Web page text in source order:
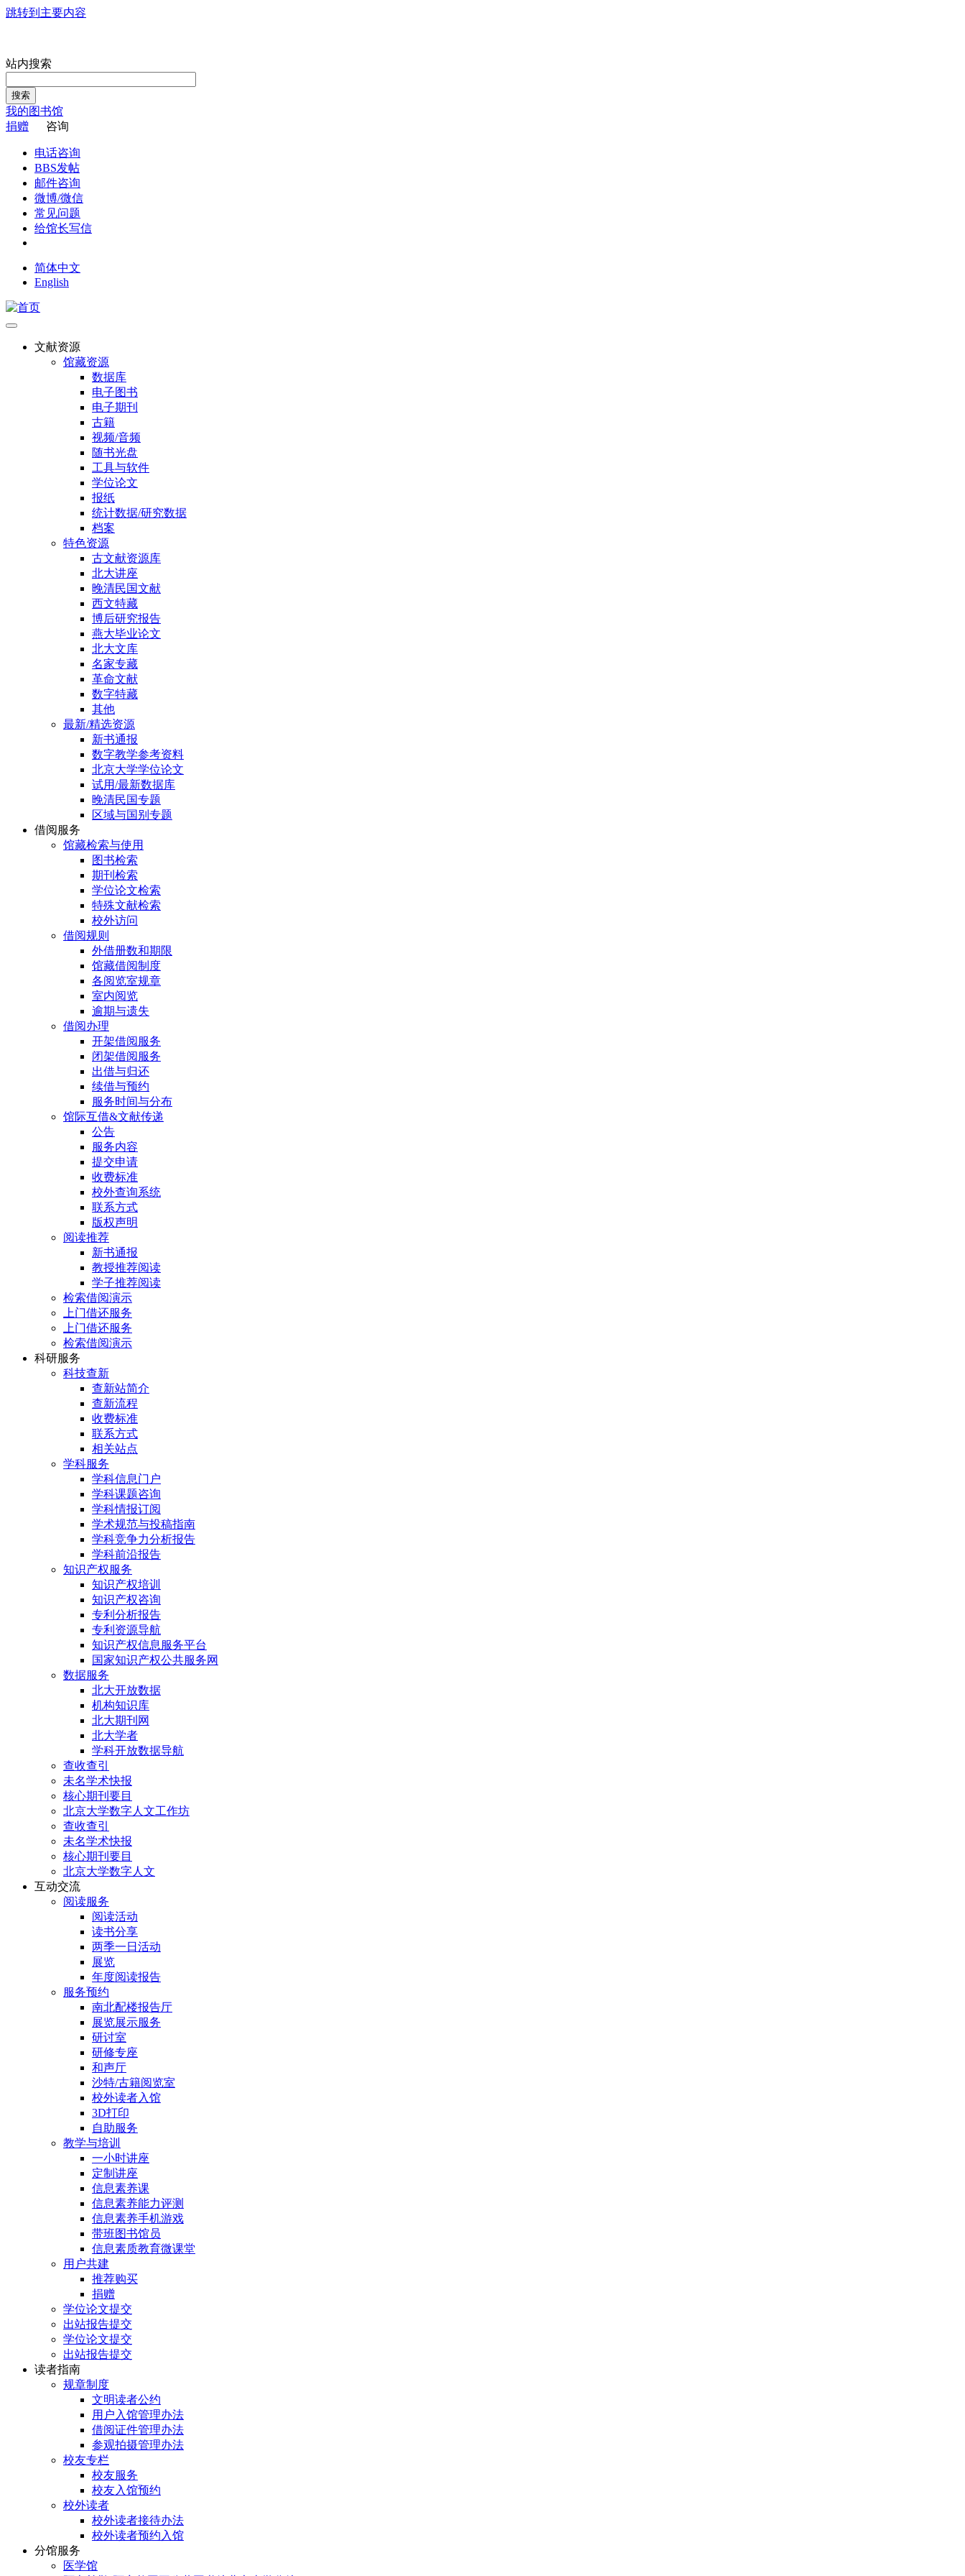
跳转到主要内容
站内搜索
搜索
我的图书馆
捐赠
咨询
电话咨询
BBS发帖
邮件咨询
微博/微信
常见问题
给馆长写信
简体中文
English
文献资源
馆藏资源
数据库
电子图书
电子期刊
古籍
视频/音频
随书光盘
工具与软件
学位论文
报纸
统计数据/研究数据
档案
特色资源
古文献资源库
北大讲座
晚清民国文献
西文特藏
博后研究报告
燕大毕业论文
北大文库
名家专藏
革命文献
数字特藏
其他
最新/精选资源
新书通报
数字教学参考资料
北京大学学位论文
试用/最新数据库
晚清民国专题
区域与国别专题
借阅服务
馆藏检索与使用
图书检索
期刊检索
学位论文检索
特殊文献检索
校外访问
借阅规则
外借册数和期限
馆藏借阅制度
各阅览室规章
室内阅览
逾期与遗失
借阅办理
开架借阅服务
闭架借阅服务
出借与归还
续借与预约
服务时间与分布
馆际互借&文献传递
公告
服务内容
提交申请
收费标准
校外查询系统
联系方式
版权声明
阅读推荐
新书通报
教授推荐阅读
学子推荐阅读
检索借阅演示
上门借还服务
上门借还服务
检索借阅演示
科研服务
科技查新
查新站简介
查新流程
收费标准
联系方式
相关站点
学科服务
学科信息门户
学科课题咨询
学科情报订阅
学术规范与投稿指南
学科竞争力分析报告
学科前沿报告
知识产权服务
知识产权培训
知识产权咨询
专利分析报告
专利资源导航
知识产权信息服务平台
国家知识产权公共服务网
数据服务
北大开放数据
机构知识库
北大期刊网
北大学者
学科开放数据导航
查收查引
未名学术快报
核心期刊要目
北京大学数字人文工作坊
查收查引
未名学术快报
核心期刊要目
北京大学数字人文
互动交流
阅读服务
阅读活动
读书分享
两季一日活动
展览
年度阅读报告
服务预约
南北配楼报告厅
展览展示服务
研讨室
研修专座
和声厅
沙特/古籍阅览室
校外读者入馆
3D打印
自助服务
教学与培训
一小时讲座
定制讲座
信息素养课
信息素养能力评测
信息素养手机游戏
带班图书馆员
信息素质教育微课堂
用户共建
推荐购买
捐赠
学位论文提交
出站报告提交
学位论文提交
出站报告提交
读者指南
规章制度
文明读者公约
用户入馆管理办法
借阅证件管理办法
参观拍摄管理办法
校友专栏
校友服务
校友入馆预约
校外读者
校外读者接待办法
校外读者预约入馆
分馆服务
医学馆